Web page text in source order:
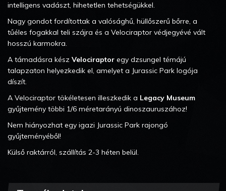
intelligens vadászt, hihetetlen tehetségükkel.
Nagy gondot fordítottak a valósághű, hüllőszerű bőrre, a
tűéles fogakkal teli szájra és a Velociraptor védjegyévé vált
hosszú karmokra.
A támadásra kész Velociraptor egy dzsungel témájú
talapzaton helyezkedik el, amelyet a Jurassic Park logója
díszít.
A Velociraptor tökéletesen illeszkedik a Legacy Museum
gyűjtemény többi 1/6 méretarányú dinoszauruszához!
Nem hiányozhat egy igazi Jurassic Park rajongó
gyűjteményéből!
Külső raktárról, szállítás 2-3 héten belül.